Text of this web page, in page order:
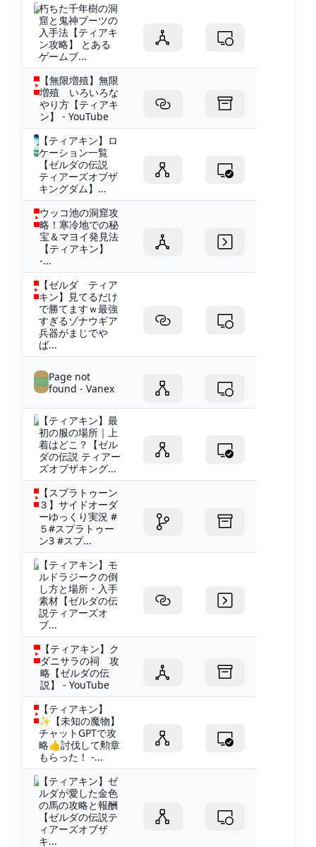
朽ちた千年樹の洞
窟と鬼神ブーツの
入手法【ティアキ
ン攻略】 とある
ゲームブ...
【無限増殖】無限
増殖 いろいろな
やり方【ティアキ
ン】 - YouTube
【ティアキン】ロ
ケーション一覧
【ゼルダの伝説
ティアーズオブザ
キングダム】...
ウッコ池の洞窟攻
略！寒冷地での秘
宝＆マヨイ発見法
【ティアキン】
-...
【ゼルダ ティア
キン】見てるだけ
で勝てますｗ最強
すぎるゾナウギア
兵器がまじでや
ば...
Page not
found - Vanex
【ティアキン】最
初の服の場所｜上
着はどこ？【ゼル
ダの伝説 ティアー
ズオブザキング...
【スプラトゥーン
３】サイドオーダ
ーゆっくり実況 #
５#スプラトゥー
ン3 #スプ...
【ティアキン】モ
ルドラジークの倒
し方と場所・入手
素材【ゼルダの伝
説ティアーズオ
ブ...
【ティアキン】ク
ダニサラの祠 攻
略【ゼルダの伝
説】 - YouTube
【ティアキン】
✨【未知の魔物】
チャットGPTで攻
略👍討伐して勲章
もらった！ -...
【ティアキン】ゼ
ルダが愛した金色
の馬の攻略と報酬
【ゼルダの伝説テ
ィアーズオブザ
キ...